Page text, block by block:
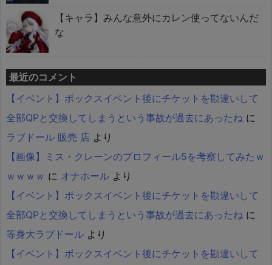
【キャラ】みんな意外にカレン使ってないんだ
な
最近のコメント
【イベント】ボックスイベント後にチケットを勘違いして
全部QPと交換してしまうという事故が過去にあったね に
ラブドール 販売 店 より
【画像】ミス・クレーンのプロフィール5を考察してみたｗ
ｗｗｗｗ に オナホール より
【イベント】ボックスイベント後にチケットを勘違いして
全部QPと交換してしまうという事故が過去にあったね に
等身大ラブドール より
【イベント】ボックスイベント後にチケットを勘違いして